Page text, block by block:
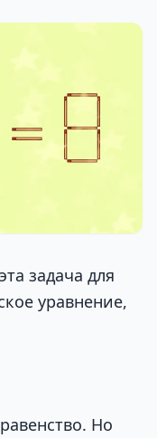
задача для
уравнение,
Но